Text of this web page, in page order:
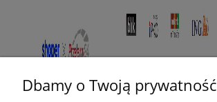
Dbamy o Twoją prywatność